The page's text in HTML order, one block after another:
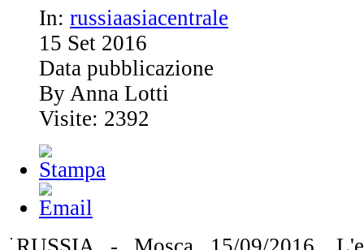
In: russiaasiacentrale
15 Set 2016
Data pubblicazione
By Anna Lotti
Visite: 2392